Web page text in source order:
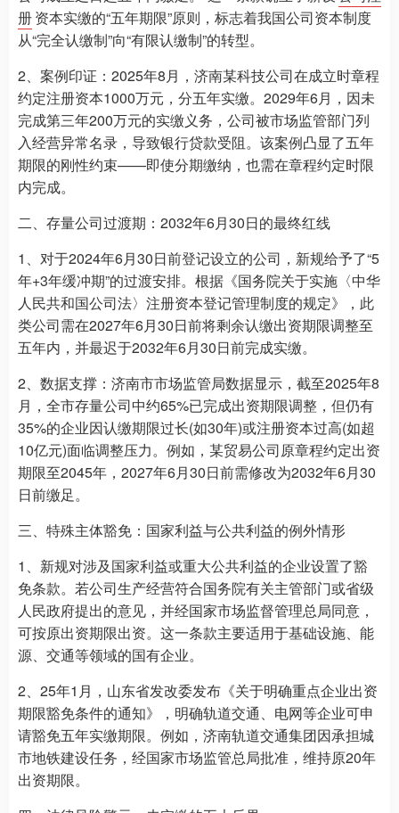
册资本实缴的“五年期限”原则，标志着我国公司资本制度
从“完全认缴制”向“有限认缴制”的转型。
2、案例印证：2025年8月，济南某科技公司在成立时章程
约定注册资本1000万元，分五年实缴。2029年6月，因未
完成第三年200万元的实缴义务，公司被市场监管部门列
入经营异常名录，导致银行贷款受阻。该案例凸显了五年
期限的刚性约束——即使分期缴纳，也需在章程约定时限
内完成。
二、存量公司过渡期：2032年6月30日的最终红线
1、对于2024年6月30日前登记设立的公司，新规给予了“5
年+3年缓冲期”的过渡安排。根据《国务院关于实施〈中华
人民共和国公司法〉注册资本登记管理制度的规定》，此
类公司需在2027年6月30日前将剩余认缴出资期限调整至
五年内，并最迟于2032年6月30日前完成实缴。
2、数据支撑：济南市市场监管局数据显示，截至2025年8
月，全市存量公司中约65%已完成出资期限调整，但仍有
35%的企业因认缴期限过长(如30年)或注册资本过高(如超
10亿元)面临调整压力。例如，某贸易公司原章程约定出资
期限至2045年，2027年6月30日前需修改为2032年6月30
日前缴足。
三、特殊主体豁免：国家利益与公共利益的例外情形
1、新规对涉及国家利益或重大公共利益的企业设置了豁
免条款。若公司生产经营符合国务院有关主管部门或省级
人民政府提出的意见，并经国家市场监督管理总局同意，
可按原出资期限出资。这一条款主要适用于基础设施、能
源、交通等领域的国有企业。
2、25年1月，山东省发改委发布《关于明确重点企业出资
期限豁免条件的通知》，明确轨道交通、电网等企业可申
请豁免五年实缴期限。例如，济南轨道交通集团因承担城
市地铁建设任务，经国家市场监管总局批准，维持原20年
出资期限。